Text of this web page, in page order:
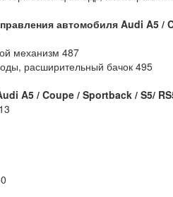
автомобиляAudi A5 /
механизм 487
расширительный бачок 495
A5 / Coupe / Sportback / S5/